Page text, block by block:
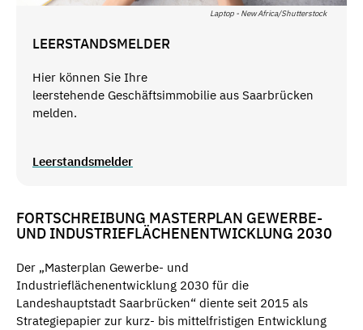
Laptop - New Africa/Shutterstock
LEERSTANDSMELDER
Hier können Sie Ihre
leerstehende Geschäftsimmobilie aus Saarbrücken
melden.
Leerstandsmelder
FORTSCHREIBUNG MASTERPLAN GEWERBE-
UND INDUSTRIEFLÄCHENENTWICKLUNG 2030
Der „Masterplan Gewerbe- und
Industrieflächenentwicklung 2030 für die
Landeshauptstadt Saarbrücken“ diente seit 2015 als
Strategiepapier zur kurz- bis mittelfristigen Entwicklung